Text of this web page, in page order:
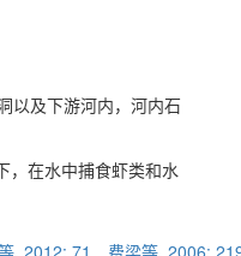
以及下游河内，河内石
，在水中捕食虾类和水
费梁等, 2006:
, 2012: 71